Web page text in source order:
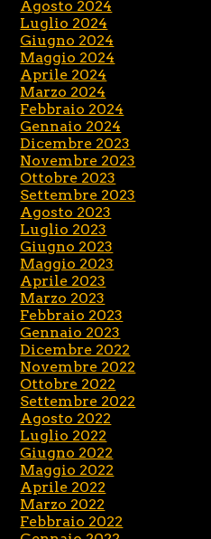
Agosto 2024
Luglio 2024
Giugno 2024
Maggio 2024
Aprile 2024
Marzo 2024
Febbraio 2024
Gennaio 2024
Dicembre 2023
Novembre 2023
Ottobre 2023
Settembre 2023
Agosto 2023
Luglio 2023
Giugno 2023
Maggio 2023
Aprile 2023
Marzo 2023
Febbraio 2023
Gennaio 2023
Dicembre 2022
Novembre 2022
Ottobre 2022
Settembre 2022
Agosto 2022
Luglio 2022
Giugno 2022
Maggio 2022
Aprile 2022
Marzo 2022
Febbraio 2022